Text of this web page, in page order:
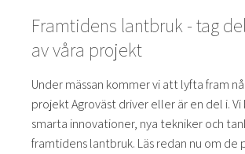
Framtidens lantbruk - tag
av våra projekt
Under mässan kommer vi att lyfta fram
projekt Agroväst driver eller är en del i. Vi
smarta innovationer, nya tekniker och
framtidens lantbruk. Läs redan nu om de